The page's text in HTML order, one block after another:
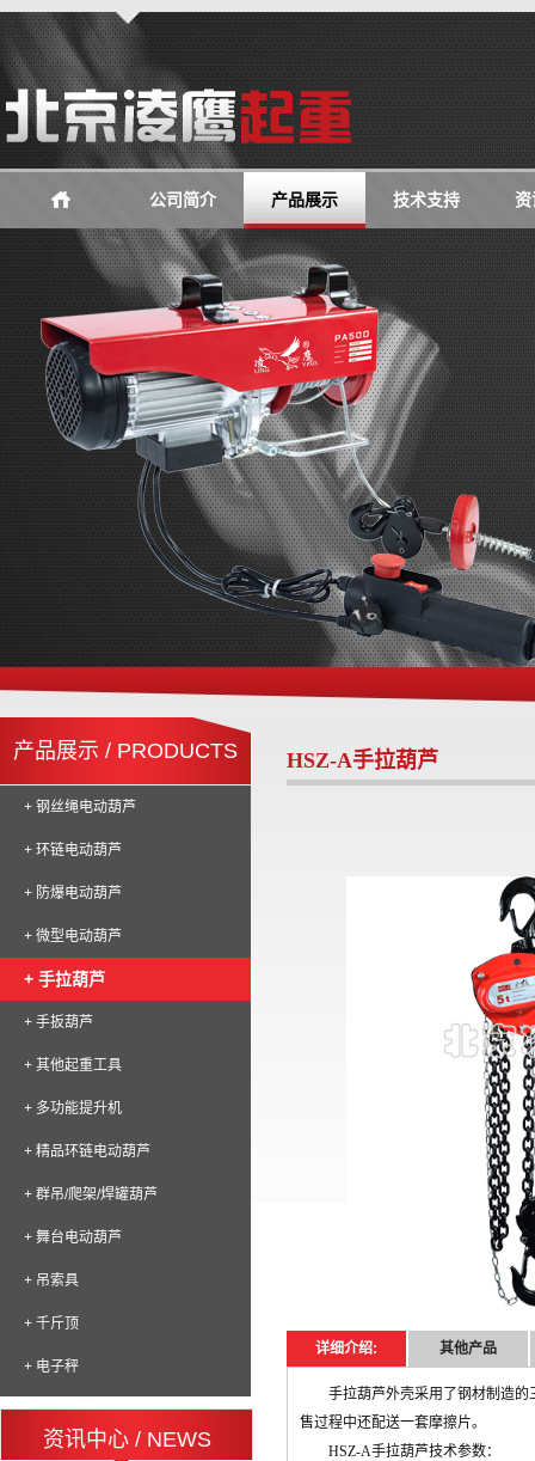
公司简介 产品展示 技术支持
产品展示 / PRODUCTS
+ 钢丝绳电动葫芦
+ 环链电动葫芦
+ 防爆电动葫芦
+ 微型电动葫芦
+ 手拉葫芦
+ 手扳葫芦
+ 其他起重工具
+ 多功能提升机
+ 精品环链电动葫芦
+ 群吊/爬架/焊罐葫芦
+ 舞台电动葫芦
+ 吊索具
+ 千斤顶
+ 电子秤
资讯中心 / NEWS
HSZ-A手拉葫芦
详细介绍: 其他产品
手拉葫芦外壳采用了钢材制造
售过程中还配送一套摩擦片。
HSZ-A手拉葫芦技术参数：